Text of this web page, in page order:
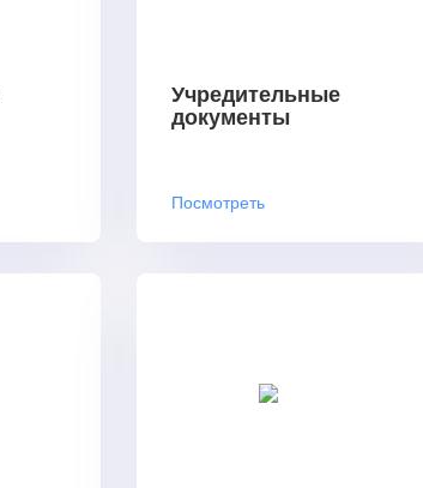
Учредительные
документы
Посмотреть